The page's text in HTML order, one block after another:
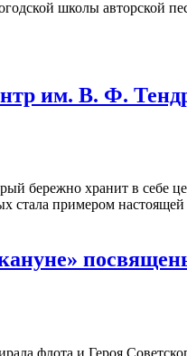
школы авторской
им. В. Ф.
бережно хранит в себе
стала примером